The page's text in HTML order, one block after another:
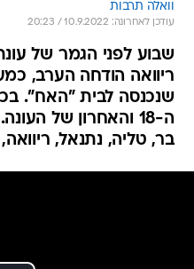
וואלה תרבות
עודכן לאחרונה: 10.9.2022 / 20:23
שנכנסה לבית "האח".
ה-18 והאחרון של
בר, טליה, נתנאל,